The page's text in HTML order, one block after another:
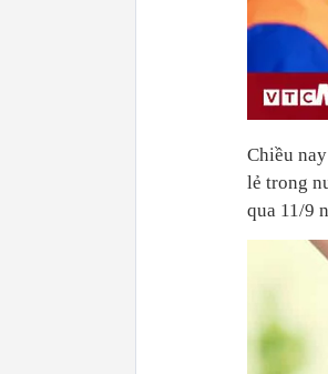
Chiều
lẻ trong
qua 11/9